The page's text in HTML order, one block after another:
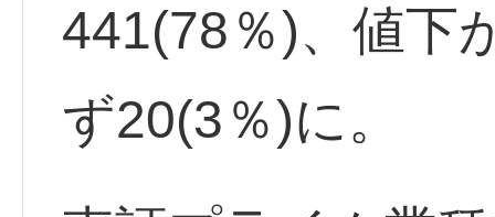
441(78％)、値下
ず20(3％)に。